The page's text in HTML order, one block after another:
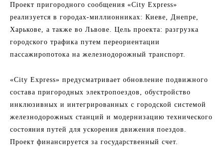
Проект пригородного сообщения «City Express»
реализуется в городах-миллионниках: Киеве, Днепре,
Харькове, а также во Львове. Цель проекта: разгрузка
городского трафика путем переориентации
пассажиропотока на железнодорожный транспорт.
«City Express» предусматривает обновление подвижного
состава пригородных электропоездов, обустройство
инклюзивных и интегрированных с городской системой
железнодорожных станций и модернизацию технического
состояния путей для ускорения движения поездов.
Проект финансируется за государственный счет.